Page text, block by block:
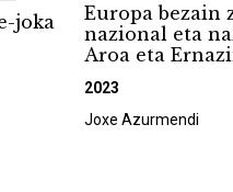
joka
Europa bezain
nazional eta
Aroa eta
2023
Joxe Azurmendi